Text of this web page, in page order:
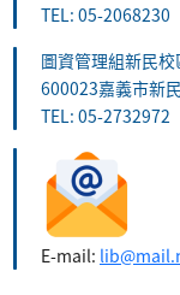
TEL: 05-2068230
圖資管理組新民校
600023嘉義市新
TEL: 05-2732972
E-mail: